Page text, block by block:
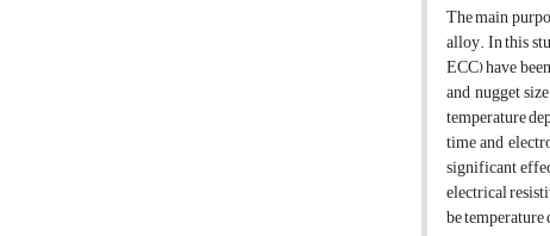
The main
alloy. In this
ECC) have
and nugget
temperature
time and
significant
electrical
be